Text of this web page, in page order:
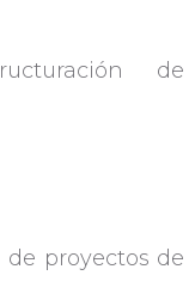
de
proyectos de